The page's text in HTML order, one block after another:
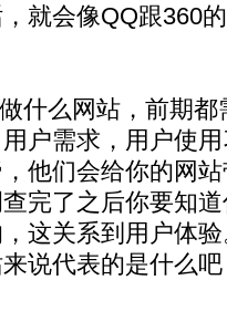
就会像QQ跟360
什么网站，前期
户需求，用户使
他们会给你的网
完了之后你要知
这关系到用户体
说代表的是什么